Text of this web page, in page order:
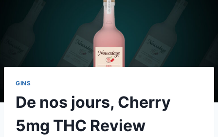
GINS
De nos jours, Cherry
5mg THC Review